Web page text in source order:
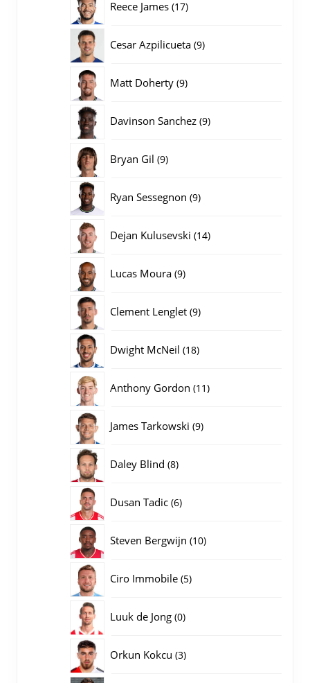
Reece James 1717
Cesar Azpilicueta 99
Matt Doherty 99
Davinson Sanchez 99
Bryan Gil 99
Ryan Sessegnon 99
Dejan Kulusevski 1414
Lucas Moura 99
Clement Lenglet 99
Dwight McNeil 1818
Anthony Gordon 1111
James Tarkowski 99
Daley Blind 88
Dusan Tadic 66
Steven Bergwijn 1010
Ciro Immobile 55
Luuk de Jong 00
Orkun Kokcu 33